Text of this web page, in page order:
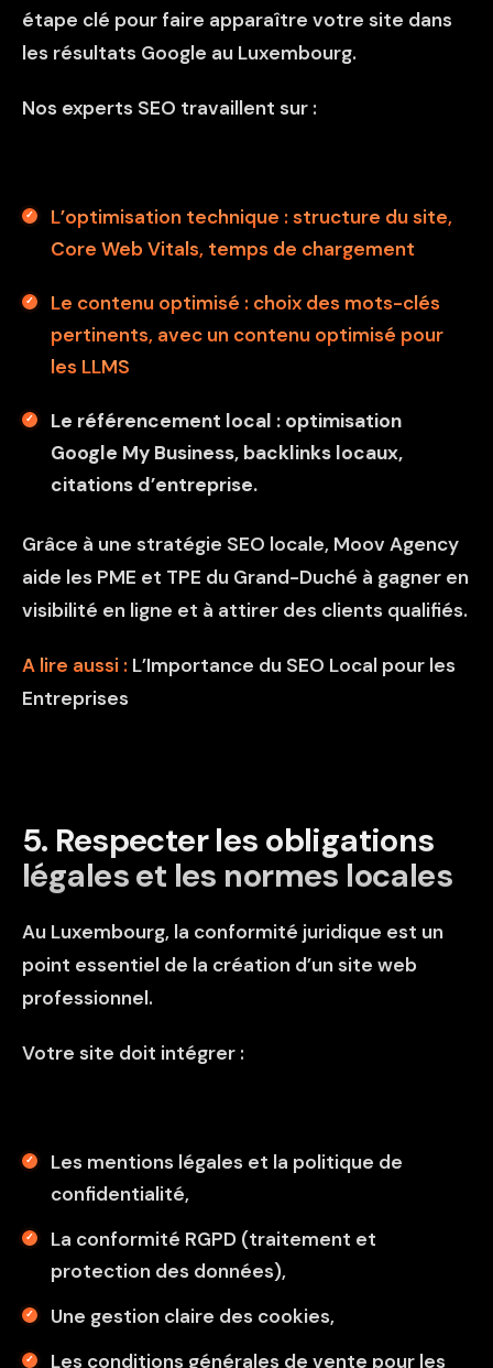
étape clé pour faire apparaître votre site dans
les résultats Google au Luxembourg.
Nos experts SEO travaillent sur :
L’optimisation technique : structure du site,
Core Web Vitals, temps de chargement
Le contenu optimisé : choix des mots-clés
pertinents, avec un contenu optimisé pour
les LLMS
Le référencement local : optimisation
Google My Business, backlinks locaux,
citations d’entreprise.
Grâce à une stratégie SEO locale, Moov Agency
aide les PME et TPE du Grand-Duché à gagner en
visibilité en ligne et à attirer des clients qualifiés.
A lire aussi : L’Importance du SEO Local pour les
Entreprises
5️. Respecter les obligations
légales et les normes locales
Au Luxembourg, la conformité juridique est un
point essentiel de la création d’un site web
professionnel.
Votre site doit intégrer :
Les mentions légales et la politique de
confidentialité,
La conformité RGPD (traitement et
protection des données),
Une gestion claire des cookies,
Les conditions générales de vente pour les